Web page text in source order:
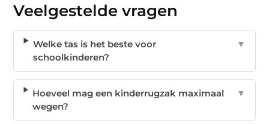
Veelgestelde vragen
Welke tas is het beste voor
schoolkinderen?
▼
Hoeveel mag een kinderrugzak maximaal
wegen?
▼